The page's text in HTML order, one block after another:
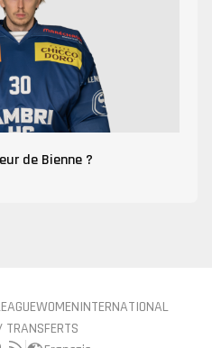
de Bienne ?
WOMENINTERNATIONAL
TRANSFERTS